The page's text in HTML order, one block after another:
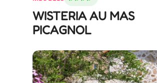
WISTERIA AU MAS
PICAGNOL